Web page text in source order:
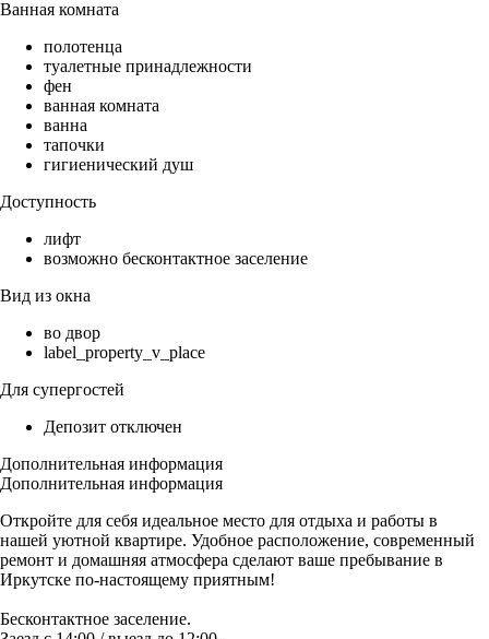
Ванная комната
полотенца
туалетные принадлежности
фен
ванная комната
ванна
тапочки
гигиенический душ
Доступность
лифт
возможно бесконтактное заселение
Вид из окна
во двор
label_property_v_place
Для супергостей
Депозит отключен
Дополнительная информация
Дополнительная информация
Откройте для себя идеальное место для отдыха и работы в
нашей уютной квартире. Удобное расположение, современный
ремонт и домашняя атмосфера сделают ваше пребывание в
Иркутске по‑настоящему приятным!
Бесконтактное заселение.